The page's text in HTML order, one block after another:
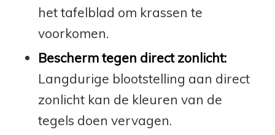
het tafelblad om krassen te
voorkomen.
Bescherm tegen direct zonlicht:
Langdurige blootstelling aan direct
zonlicht kan de kleuren van de
tegels doen vervagen.